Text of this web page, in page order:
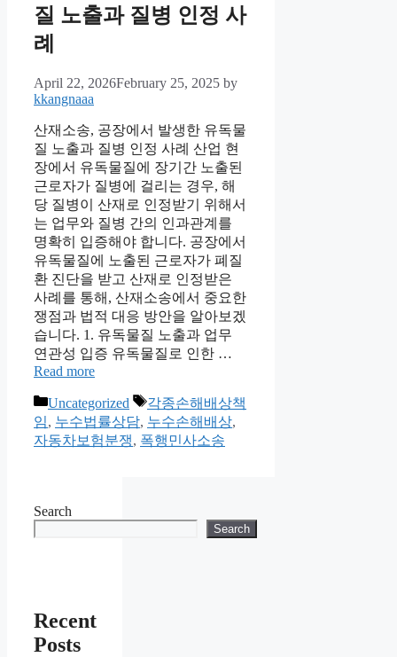
질 노출과 질병 인정 사
례
April 22, 2026February 25, 2025 by
kkangnaaa
산재소송, 공장에서 발생한 유독물
질 노출과 질병 인정 사례 산업 현
장에서 유독물질에 장기간 노출된
근로자가 질병에 걸리는 경우, 해
당 질병이 산재로 인정받기 위해서
는 업무와 질병 간의 인과관계를
명확히 입증해야 합니다. 공장에서
유독물질에 노출된 근로자가 폐질
환 진단을 받고 산재로 인정받은
사례를 통해, 산재소송에서 중요한
쟁점과 법적 대응 방안을 알아보겠
습니다. 1. 유독물질 노출과 업무
연관성 입증 유독물질로 인한 …
Read more
Categories
Uncategorized Tags
각종손해배상책
임, 누수법률상담, 누수손해배상,
자동차보험분쟁, 폭행민사소송
Search
Search
Recent
Posts